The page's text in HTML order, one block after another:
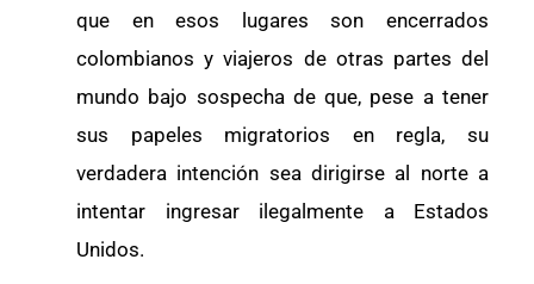
que en esos lugares son encerrados
colombianos y viajeros de otras partes del
mundo bajo sospecha de que, pese a tener
sus papeles migratorios en regla, su
verdadera intención sea dirigirse al norte a
intentar ingresar ilegalmente a Estados
Unidos.